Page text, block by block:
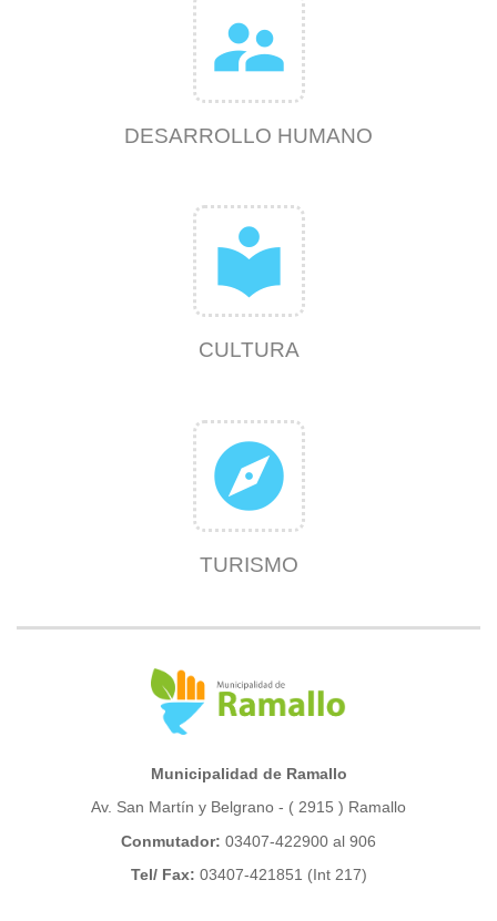
supervisor_account
DESARROLLO HUMANO
local_library
CULTURA
explore
TURISMO
Municipalidad de Ramallo
Av. San Martín y Belgrano - ( 2915 ) Ramallo
Conmutador: 03407-422900 al 906
Tel/ Fax: 03407-421851 (Int 217)